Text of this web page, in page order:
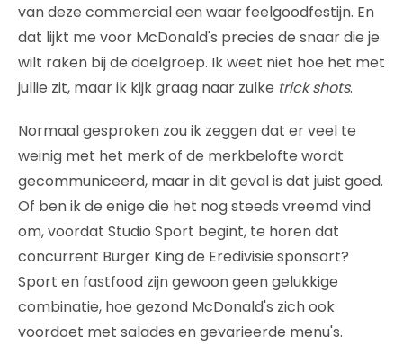
van deze commercial een waar feelgoodfestijn. En
dat lijkt me voor McDonald's precies de snaar die je
wilt raken bij de doelgroep. Ik weet niet hoe het met
jullie zit, maar ik kijk graag naar zulke trick shots.
Normaal gesproken zou ik zeggen dat er veel te
weinig met het merk of de merkbelofte wordt
gecommuniceerd, maar in dit geval is dat juist goed.
Of ben ik de enige die het nog steeds vreemd vind
om, voordat Studio Sport begint, te horen dat
concurrent Burger King de Eredivisie sponsort?
Sport en fastfood zijn gewoon geen gelukkige
combinatie, hoe gezond McDonald's zich ook
voordoet met salades en gevarieerde menu's.